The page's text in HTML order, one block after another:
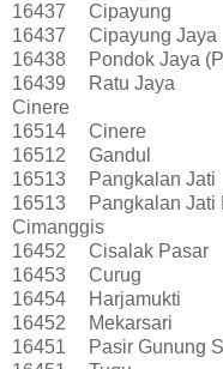
16437
Cipayung
16437
Cipayung Jaya
16438
Pondok Jaya
16439
Ratu Jaya
Cinere
16514
Cinere
16512
Gandul
16513
Pangkalan Jati
16513
Pangkalan Jati
Cimanggis
16452
Cisalak Pasar
16453
Curug
16454
Harjamukti
16452
Mekarsari
16451
Pasir Gunung